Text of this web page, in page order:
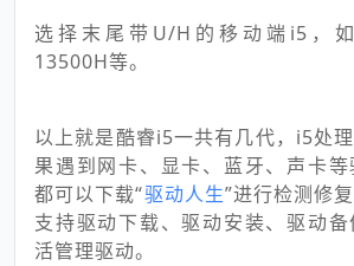
选择末尾带U/H的移动端i5，
13500H等。
以上就是酷睿i5一共有几代，i5处
果遇到网卡、显卡、蓝牙、声卡
都可以下载“驱动人生”进行检测修
支持驱动下载、驱动安装、驱动
活管理驱动。